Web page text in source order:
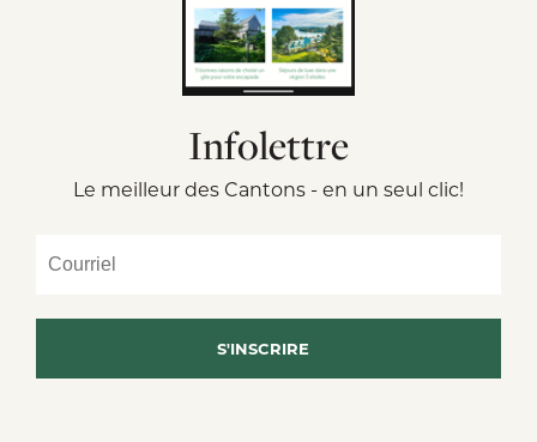
Infolettre
Le meilleur des Cantons - en un seul clic!